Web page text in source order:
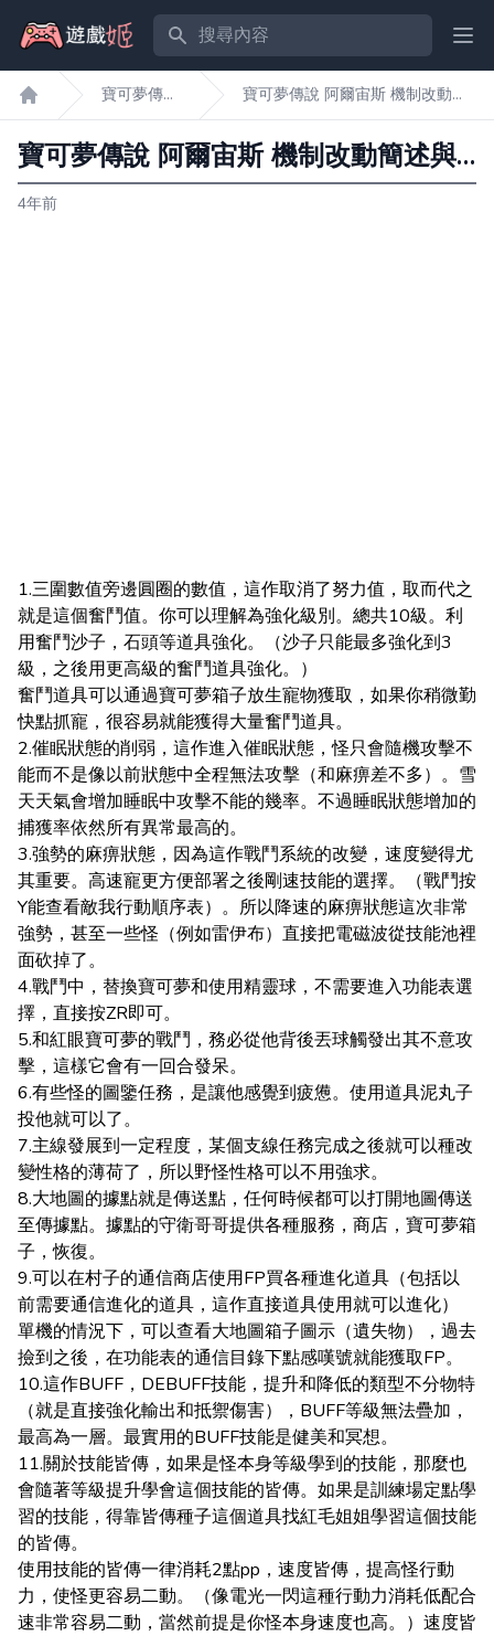
搜尋內容
遊戲姬首頁
寶可夢傳說
阿爾宙斯
寶可夢傳說 阿爾宙斯 機制改動簡
述與戰鬥、培養小貼士
寶可夢傳說 阿爾宙斯 機制改動簡述與戰鬥、培養小貼士
4年前
1.三圍數值旁邊圓圈的數值，這作取消了努力值，取而代之
就是這個奮鬥值。你可以理解為強化級別。總共10級。利
用奮鬥沙子，石頭等道具強化。（沙子只能最多強化到3
級，之後用更高級的奮鬥道具強化。）
奮鬥道具可以通過寶可夢箱子放生寵物獲取，如果你稍微勤
快點抓寵，很容易就能獲得大量奮鬥道具。
2.催眠狀態的削弱，這作進入催眠狀態，怪只會隨機攻擊不
能而不是像以前狀態中全程無法攻擊（和麻痹差不多）。雪
天天氣會增加睡眠中攻擊不能的幾率。不過睡眠狀態增加的
捕獲率依然所有異常最高的。
3.強勢的麻痹狀態，因為這作戰鬥系統的改變，速度變得尤
其重要。高速寵更方便部署之後剛速技能的選擇。（戰鬥按
Y能查看敵我行動順序表）。所以降速的麻痹狀態這次非常
強勢，甚至一些怪（例如雷伊布）直接把電磁波從技能池裡
面砍掉了。
4.戰鬥中，替換寶可夢和使用精靈球，不需要進入功能表選
擇，直接按ZR即可。
5.和紅眼寶可夢的戰鬥，務必從他背後丟球觸發出其不意攻
擊，這樣它會有一回合發呆。
6.有些怪的圖鑒任務，是讓他感覺到疲憊。使用道具泥丸子
投他就可以了。
7.主線發展到一定程度，某個支線任務完成之後就可以種改
變性格的薄荷了，所以野怪性格可以不用強求。
8.大地圖的據點就是傳送點，任何時候都可以打開地圖傳送
至傳據點。據點的守衛哥哥提供各種服務，商店，寶可夢箱
子，恢復。
9.可以在村子的通信商店使用FP買各種進化道具（包括以
前需要通信進化的道具，這作直接道具使用就可以進化）
單機的情況下，可以查看大地圖箱子圖示（遺失物），過去
撿到之後，在功能表的通信目錄下點感嘆號就能獲取FP。
10.這作BUFF，DEBUFF技能，提升和降低的類型不分物特
（就是直接強化輸出和抵禦傷害），BUFF等級無法疊加，
最高為一層。最實用的BUFF技能是健美和冥想。
11.關於技能皆傳，如果是怪本身等級學到的技能，那麼也
會隨著等級提升學會這個技能的皆傳。如果是訓練場定點學
習的技能，得靠皆傳種子這個道具找紅毛姐姐學習這個技能
的皆傳。
使用技能的皆傳一律消耗2點pp，速度皆傳，提高怪行動
力，使怪更容易二動。（像電光一閃這種行動力消耗低配合
速非常容易二動，當然前提是你怪本身速度也高。）速度皆